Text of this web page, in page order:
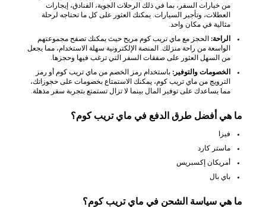
من خيارات السفر، بما في ذلك الرحلات الجوية، الفنادق، إيجارات
العطلات، وتأجير السيارات. يمكنك العثور على كل ما تحتاجه لرحلة
مثالية في مكان واحد.
الراحة:
الحجز مع ماي تريب كوم مريح حيث يمكنك تصفح مجموعتهم
الواسعة من راحة منزلك. المنصة الإلكترونية سهلة الاستخدام، مما يجعل
من السهل العثور على صفقات السفر التي ترغب فيها وحجزها.
الخصومات والتوفير: باستخدام رمز الخصم من ماي تريب كوم أو رمز
الترويج من ماي تريب كوم، يمكنك الاستمتاع بخصومات على حجوزاتك،
مما يساعدك على توفير المال بينما لا تزال تستمتع بتجربة سفر مذهلة.
ما هي أفضل طرق الدفع في ماي تريب كوم؟
فيزا
ماستر كارد
أمريكان إكسبريس
باي بال
ما هي سياسة الشحن في ماي تريب كوم؟